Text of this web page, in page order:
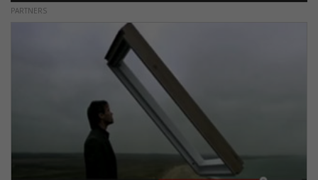
PARTNERS